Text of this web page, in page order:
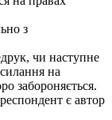
з
чи наступне
на
забороняється.
є автор